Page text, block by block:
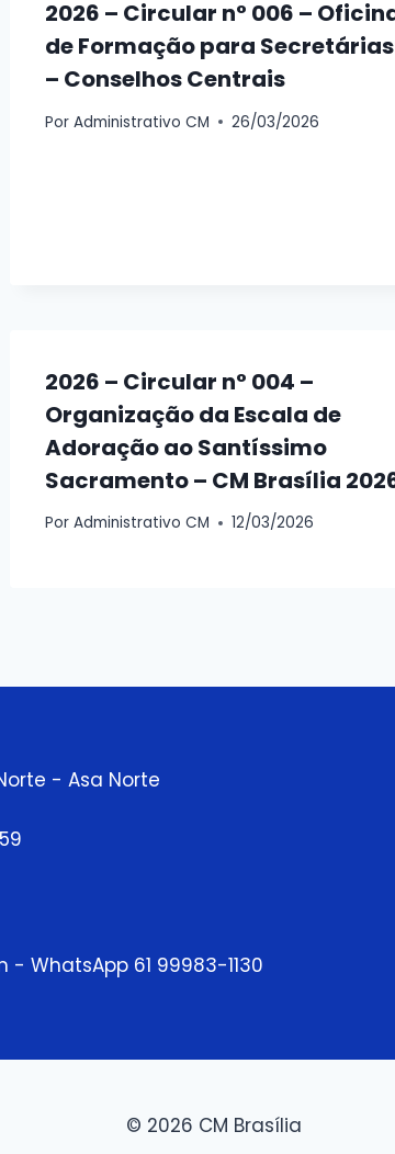
2026 – Circular n° 006 –
de Formação para Secretárias
– Conselhos Centrais
Por Administrativo CM 26/03/2026
2026 – Circular n° 004 –
Organização da Escala de
Adoração ao Santíssimo
Sacramento – CM Brasília
Por Administrativo CM 12/03/2026
- Asa Norte
WhatsApp 61 99983-1130
© 2026 CM Brasília